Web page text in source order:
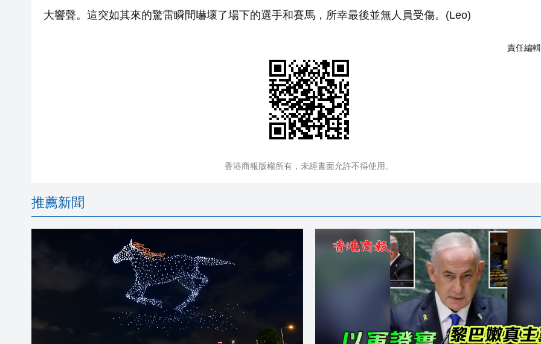
大響聲。這突如其來的驚雷瞬間嚇壞了場下的選手和賽馬，所幸最後並無人員受傷。(Leo)
責任編
香港商報版權所有，未經書面允許不得使用。
推薦新聞